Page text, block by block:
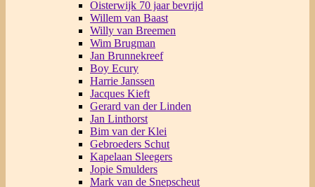
Oisterwijk 70 jaar bevrijd
Willem van Baast
Willy van Breemen
Wim Brugman
Jan Brunnekreef
Boy Ecury
Harrie Janssen
Jacques Kieft
Gerard van der Linden
Jan Linthorst
Bim van der Klei
Gebroeders Schut
Kapelaan Sleegers
Jopie Smulders
Mark van de Snepscheut